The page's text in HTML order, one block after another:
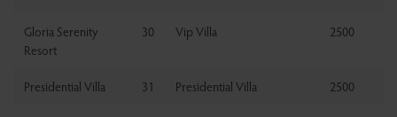
Gloria Serenity
Resort
30 Vip Villa 2500
Presidential Villa 31 Presidential Villa 2500